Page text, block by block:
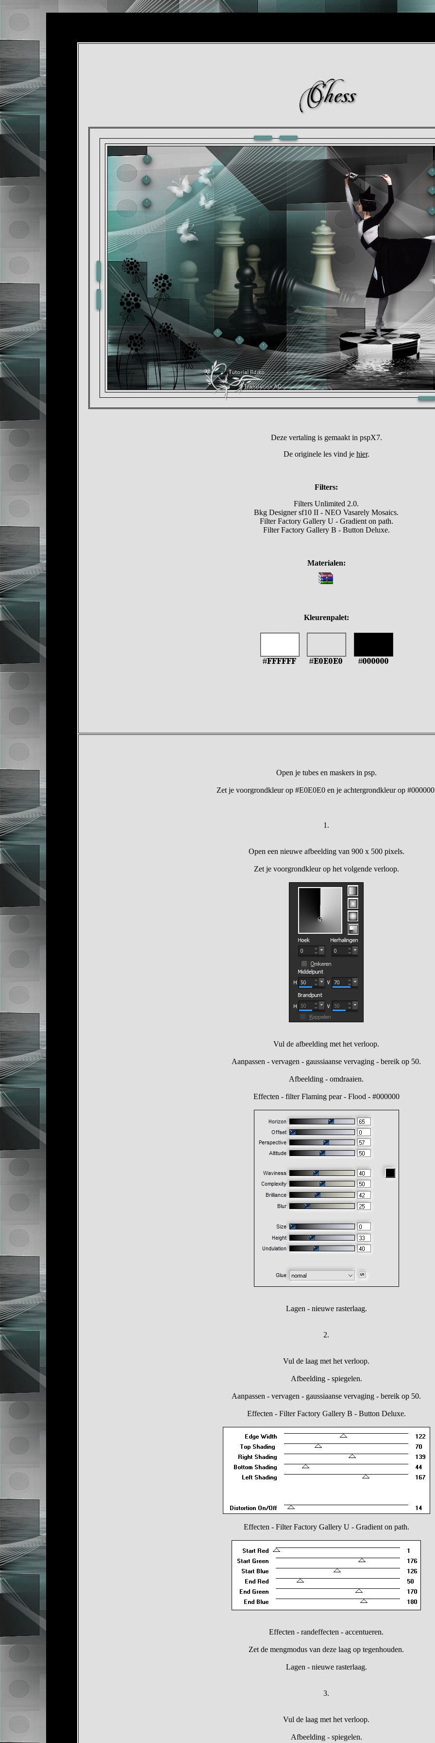
Deze vertaling is gemaakt in pspX7.
De originele les vind je hier.
Filters:
Filters Unlimited 2.0.
Bkg Designer sf10 II - NEO Vasarely Mosaics.
Filter Factory Gallery U - Gradient on path.
Filter Factory Gallery B - Button Deluxe.
Materialen:
Kleurenpalet:
Open je tubes en maskers in psp.
Zet je voorgrondkleur op #E0E0E0 en je achtergrondkleur op
1.
Open een nieuwe afbeelding van 900 x 500 pixels.
Zet je voorgrondkleur op het volgende verloop.
Vul de afbeelding met het verloop.
Aanpassen - vervagen - gaussiaanse vervaging - bereik op 50.
Afbeelding - omdraaien.
Effecten - filter Flaming pear - Flood - #000000
Lagen - nieuwe rasterlaag.
2.
Vul de laag met het verloop.
Afbeelding - spiegelen.
Aanpassen - vervagen - gaussiaanse vervaging - bereik op 50.
Effecten - Filter Factory Gallery B - Button Deluxe.
Effecten - Filter Factory Gallery U - Gradient on path.
Effecten - randeffecten - accentueren.
Zet de mengmodus van deze laag op tegenhouden.
Lagen - nieuwe rasterlaag.
3.
Vul de laag met het verloop.
Afbeelding - spiegelen.